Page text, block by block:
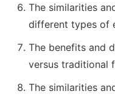
The similarities
different types of
The benefits and
versus traditional
The similarities